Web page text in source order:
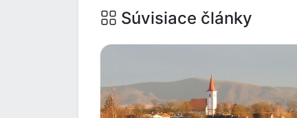
Súvisiace články